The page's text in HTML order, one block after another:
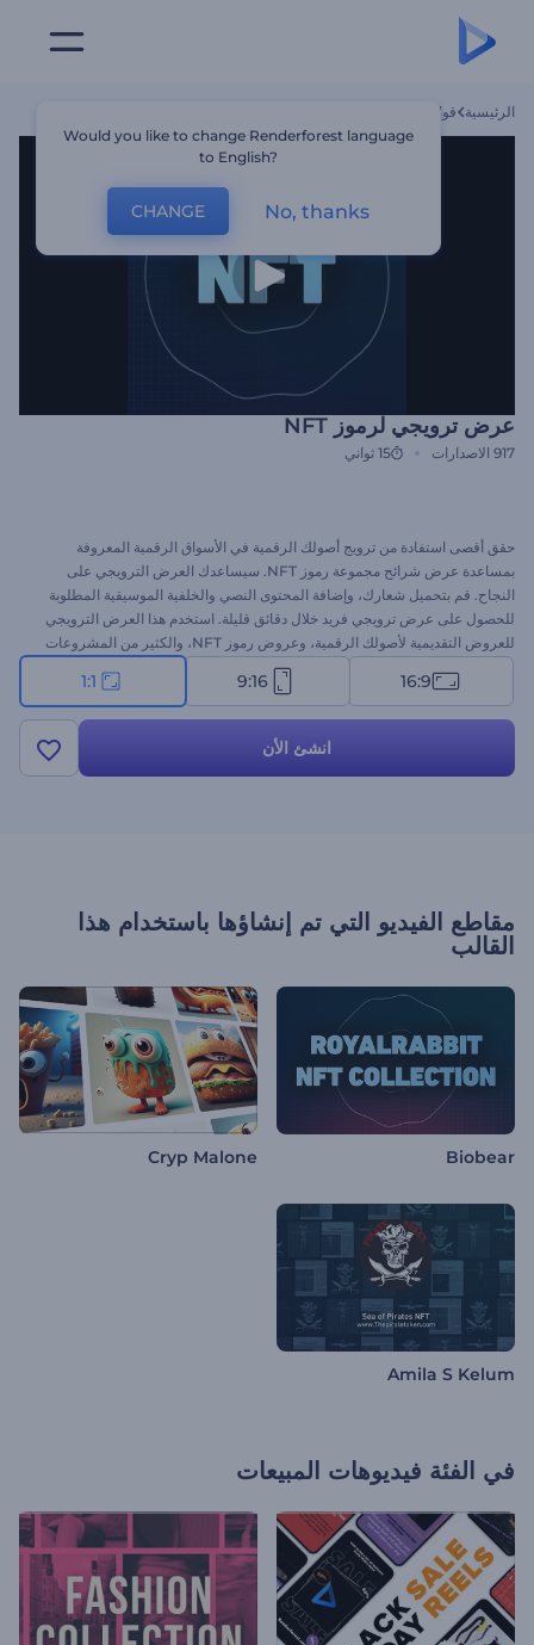
الرئيسية قوالب
عرض ترويجي لرموز NFT
917 الاصدارات 15 ثواني
حقق أقصى استفادة من ترويج أصولك الرقمية في الأسواق الرقمية المعروفة
بمساعدة عرض شرائح مجموعة رموز NFT. سيساعدك العرض الترويجي على
النجاح. قم بتحميل شعارك، وإضافة المحتوى النصي والخلفية الموسيقية المطلوبة
للحصول على عرض ترويجي فريد خلال دقائق قليلة. استخدم هذا العرض الترويجي
للعروض التقديمية لأصولك الرقمية، وعروض رموز NFT، والكثير من المشروعات
16:9
9:16
1:1
انشئ الأن
مقاطع الفيديو التي تم إنشاؤها باستخدام هذا
القالب
Biobear
Cryp Malone
Amila S Kelum
في الفئة فيديوهات المبيعات
Would you like to change Renderforest language
to English?
CHANGE No, thanks